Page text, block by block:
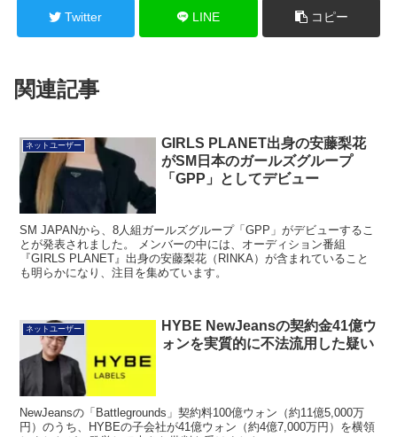
Twitter LINE コピー
関連記事
ネットユーザー
GIRLS PLANET出身の安藤梨花
がSM日本のガールズグループ
「GPP」としてデビュー
SM JAPANから、8人組ガールズグループ「GPP」がデビューするこ
とが発表されました。 メンバーの中には、オーディション番組
『GIRLS PLANET』出身の安藤梨花（RINKA）が含まれていること
も明らかになり、注目を集めています。
ネットユーザー
HYBE NewJeansの契約金41億ウ
ォンを実質的に不法流用した疑い
NewJeansの「Battlegrounds」契約料100億ウォン（約11億5,000万
円）のうち、HYBEの子会社が41億ウォン（約4億7,000万円）を横領